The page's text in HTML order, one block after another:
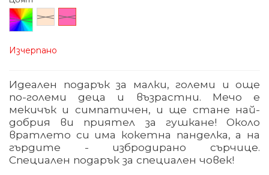
Произволен/
микс
БежовРозов
Изчерпано
Идеален подарък за малки, големи и още
по-големи деца и възрастни. Мечо е
мекичък и симпатичен, и ще стане най-
добрия ви приятел за гушкане! Около
вратлето си има кокетна панделка, а на
гърдите - избродирано сърчице.
Специален подарък за специален човек!